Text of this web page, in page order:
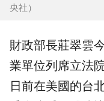
央社）
財政部長莊翠雲
業單位列席立法
日前在美國的台